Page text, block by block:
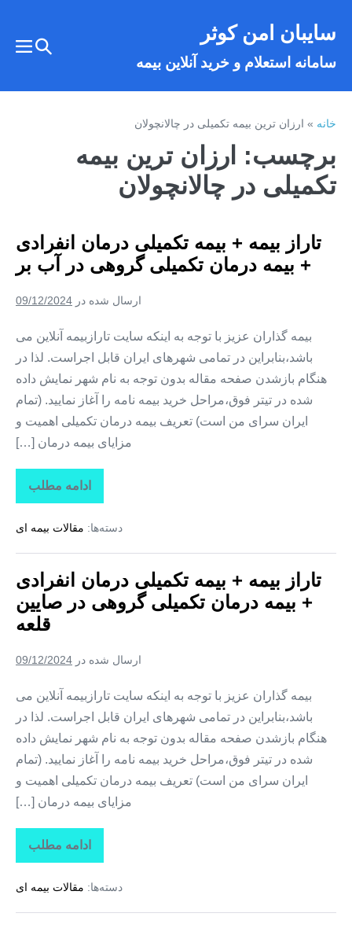
سایبان امن کوثر
سامانه استعلام و خرید آنلاین بیمه
تغییر
خانه»ارزان ترین بیمه تکمیلی در چالانچولان
برچسب: ارزان ترین بیمه
تکمیلی در چالانچولان
تاراز بیمه + بیمه تکمیلی درمان انفرادی
+ بیمه درمان تکمیلی گروهی در آب‌ بر
ارسال شده در 09/12/2024
بیمه گذاران عزیز با توجه به اینکه سایت تارازبیمه آنلاین می
باشد،بنابراین در تمامی شهرهای ایران قابل اجراست. لذا در
هنگام بازشدن صفحه مقاله بدون توجه به نام شهر نمایش داده
شده در تیتر فوق،مراحل خرید بیمه نامه را آغاز نمایید. (تمام
ایران سرای من است) تعریف بیمه درمان تکمیلی اهمیت و
مزایای بیمه درمان […]
ادامه مطلب
تاراز
بیمه
بیمه
درمان
+
بیمه
درمان
تکمیلی
گروهی
آب‌
بر
دسته‌ها: مقالات بیمه ای
تاراز بیمه + بیمه تکمیلی درمان انفرادی
+ بیمه درمان تکمیلی گروهی در صایین‌
قلعه
ارسال شده در 09/12/2024
بیمه گذاران عزیز با توجه به اینکه سایت تارازبیمه آنلاین می
باشد،بنابراین در تمامی شهرهای ایران قابل اجراست. لذا در
هنگام بازشدن صفحه مقاله بدون توجه به نام شهر نمایش داده
شده در تیتر فوق،مراحل خرید بیمه نامه را آغاز نمایید. (تمام
ایران سرای من است) تعریف بیمه درمان تکمیلی اهمیت و
مزایای بیمه درمان […]
ادامه مطلب
تاراز
بیمه
بیمه
درمان
دسته‌ها: مقالات بیمه ای